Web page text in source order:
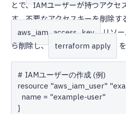
とで、IAMユーザーが持つアクセ
す。不要なアクセスキーを削除す
aws_iam_access_key
リソー
ら削除し、
terraform apply
# IAMユーザーの作成 (例)
resource "aws_iam_user"
}